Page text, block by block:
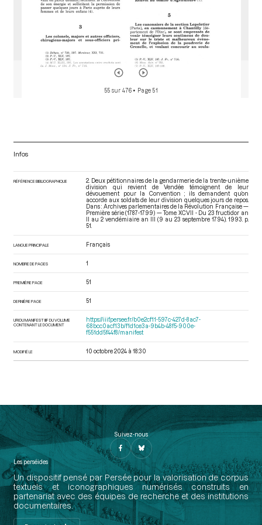
55 sur 476 • Page 51
Infos
RÉFÉRENCE BIBLIOGRAPHIQUE
2. Deux pétitionnaires de la gendarmerie de la trente-unième
division qui revient de Vendée témoignent de leur
dévouement pour la Convention ; ils demandent qu’on
accorde aux soldats de leur division quelques jours de repos.
Dans : Archives parlementaires de la Révolution Française —
Première série (1787-1799) — Tome XCVII - Du 23 fructidor an
II au 2 vendémiaire an III (9 au 23 septembre 1794). 1993. p.
51.
LANGUE PRINCIPALE Français
NOMBRE DE PAGES 1
PREMIÈRE PAGE 51
DERNIÈRE PAGE 51
URI DU MANIFEST IIIF DU VOLUME
CONTENANT LE DOCUMENT
https://iiif.persee.fr/b0e2cf11-597c-427d-8ac7-
68bcc0acf13b/f1d1ce3a-9b4b-48f5-900e-
f551dd5f44f8/manifest
MODIFIÉ LE 10 octobre 2024 à 18:30
Suivez-nous
Les perséides
Un dispositif pensé par Persée pour la valorisation de corpus
textuels et iconographiques numérisés construits en
partenariat avec des équipes de recherche et des institutions
documentaires.